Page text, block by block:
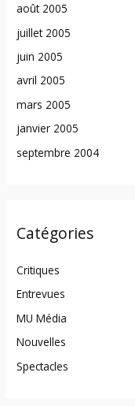
août 2005
juillet 2005
juin 2005
avril 2005
mars 2005
janvier 2005
septembre 2004
Catégories
Critiques
Entrevues
MU Média
Nouvelles
Spectacles